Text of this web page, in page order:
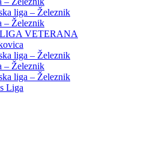
liga – Železnik
– Železnik
VETERANA
liga – Železnik
– Železnik
liga – Železnik
Liga